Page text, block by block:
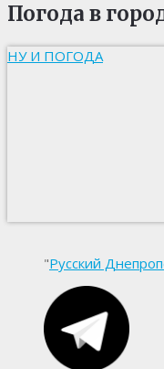
Погода в
НУ И ПОГОДА
"Русский